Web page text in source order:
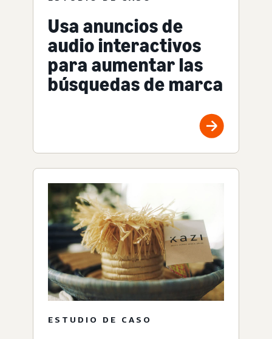
Usa anuncios de
audio interactivos
para aumentar las
búsquedas de marca
ESTUDIO DE CASO